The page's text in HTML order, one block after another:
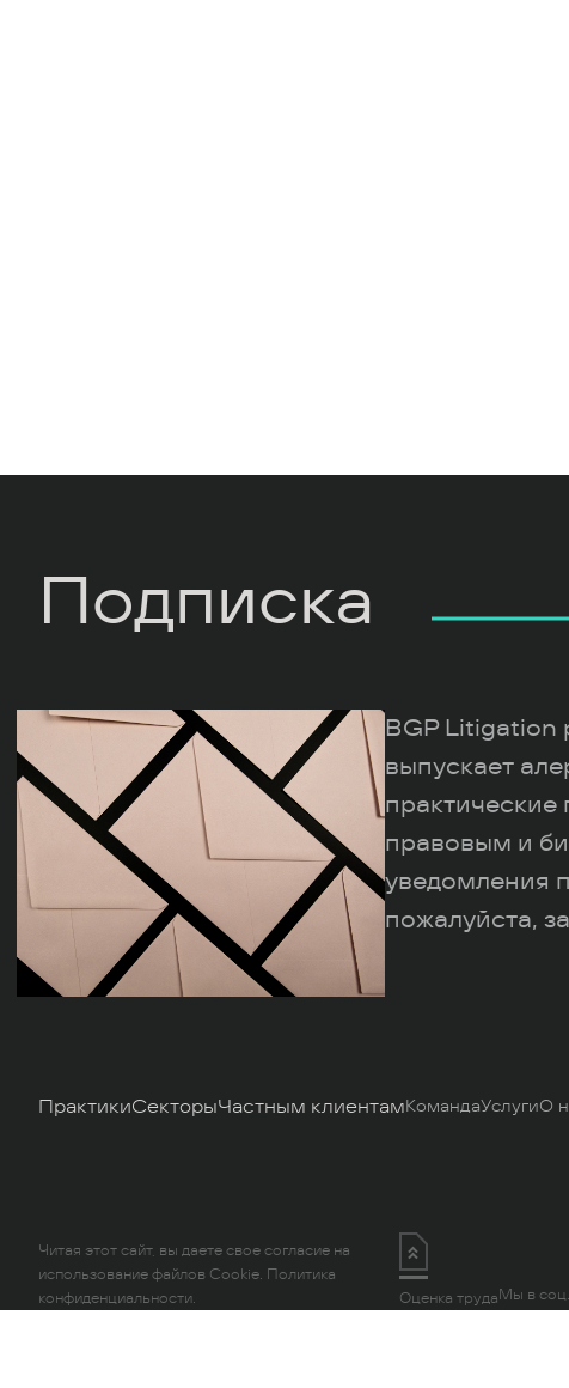
Подписка
BGP Litigation
выпускает
правовым и
уведомления
пожалуйста,
ПрактикиСекторыЧастным клиентамКомандаУслугиО
Читая этот сайт, вы даете свое согласие на
использование файлов Cookie. Политика
конфиденциальности.
Оценка трудаМы в